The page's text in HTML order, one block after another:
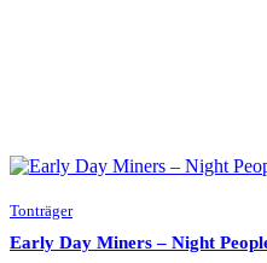
Tonträger
Early Day Miners – Night